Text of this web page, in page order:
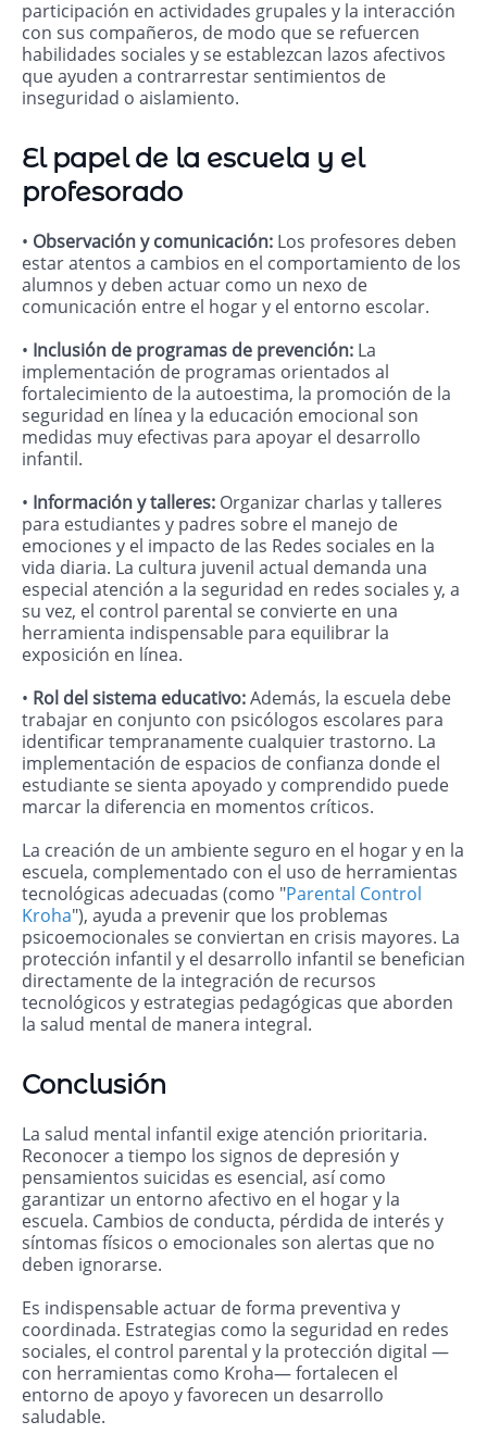
participación en actividades grupales y la interacción
con sus compañeros, de modo que se refuercen
habilidades sociales y se establezcan lazos afectivos
que ayuden a contrarrestar sentimientos de
inseguridad o aislamiento.
El papel de la escuela y el
profesorado
• Observación y comunicación: Los profesores deben
estar atentos a cambios en el comportamiento de los
alumnos y deben actuar como un nexo de
comunicación entre el hogar y el entorno escolar.
• Inclusión de programas de prevención: La
implementación de programas orientados al
fortalecimiento de la autoestima, la promoción de la
seguridad en línea y la educación emocional son
medidas muy efectivas para apoyar el desarrollo
infantil.
• Información y talleres: Organizar charlas y talleres
para estudiantes y padres sobre el manejo de
emociones y el impacto de las Redes sociales en la
vida diaria. La cultura juvenil actual demanda una
especial atención a la seguridad en redes sociales y, a
su vez, el control parental se convierte en una
herramienta indispensable para equilibrar la
exposición en línea.
• Rol del sistema educativo:Además, la escuela debe
trabajar en conjunto con psicólogos escolares para
identificar tempranamente cualquier trastorno. La
implementación de espacios de confianza donde el
estudiante se sienta apoyado y comprendido puede
marcar la diferencia en momentos críticos.
La creación de un ambiente seguro en el hogar y en la
escuela, complementado con el uso de herramientas
tecnológicas adecuadas (como "Parental Control
Kroha"), ayuda a prevenir que los problemas
psicoemocionales se conviertan en crisis mayores. La
protección infantil y el desarrollo infantil se benefician
directamente de la integración de recursos
tecnológicos y estrategias pedagógicas que aborden
la salud mental de manera integral.
Conclusión
La salud mental infantil exige atención prioritaria.
Reconocer a tiempo los signos de depresión y
pensamientos suicidas es esencial, así como
garantizar un entorno afectivo en el hogar y la
escuela. Cambios de conducta, pérdida de interés y
síntomas físicos o emocionales son alertas que no
deben ignorarse.
Es indispensable actuar de forma preventiva y
coordinada. Estrategias como la seguridad en redes
sociales, el control parental y la protección digital —
con herramientas como Kroha— fortalecen el
entorno de apoyo y favorecen un desarrollo
saludable.